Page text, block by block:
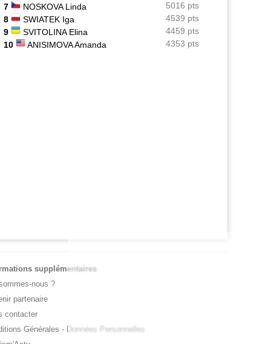
7
NOSKOVA Linda
5016 pts
8
SWIATEK Iga
4539 pts
9
SVITOLINA Elina
4459 pts
10
ANISIMOVA Amanda 4353 pts
supplémentaires
nous ?
partenaire
contacter
Générales - Données Personnelles